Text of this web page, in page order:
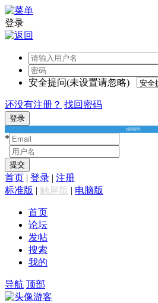
登录
安全提问(未设置请忽略)
还没有注册？ 找回密码
登录
找回密码
*
提交
首页 | 登录 | 注册
标准版 | 触屏版 | 电脑版
首页
论坛
发帖
搜索
我的
导航 顶部
游客